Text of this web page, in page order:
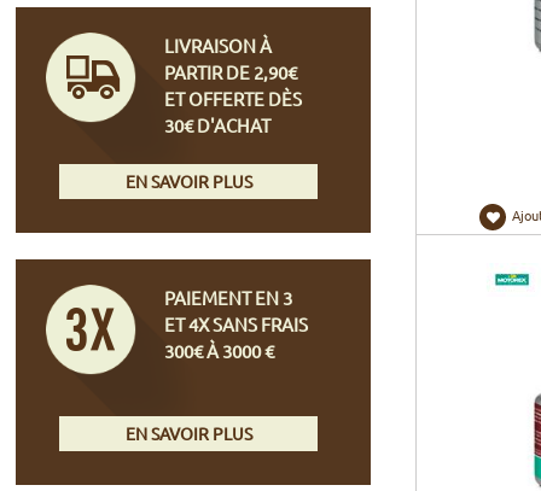
LIVRAISON À
PARTIR DE 2,90€
ET OFFERTE DÈS
30€ D'ACHAT
EN SAVOIR PLUS
PAIEMENT EN 3
ET 4X SANS FRAIS
300€ À 3000 €
EN SAVOIR PLUS